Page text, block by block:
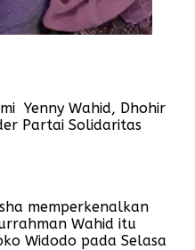
Yenny Wahid, Dhohir
Partai Solidaritas
memperkenalkan
Wahid itu
Widodo pada Selasa